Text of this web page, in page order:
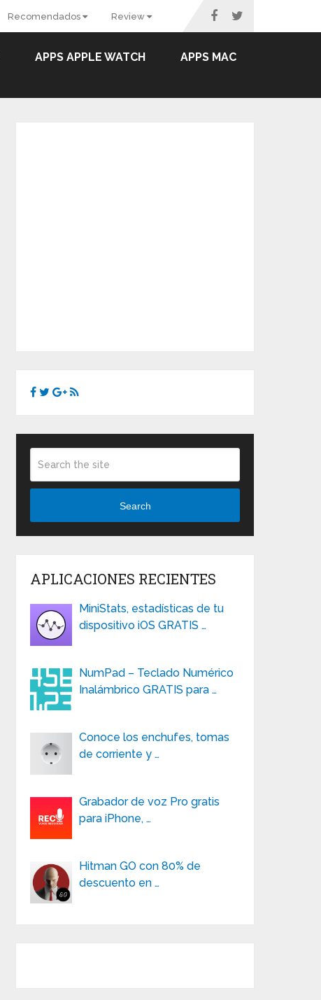
Recomendados Review
APPS APPLE WATCH APPS MAC
Search
APLICACIONES RECIENTES
MiniStats, estadísticas de tu
dispositivo iOS GRATIS …
NumPad – Teclado Numérico
Inalámbrico GRATIS para …
Conoce los enchufes, tomas
de corriente y …
Grabador de voz Pro gratis
para iPhone, …
Hitman GO con 80% de
descuento en …